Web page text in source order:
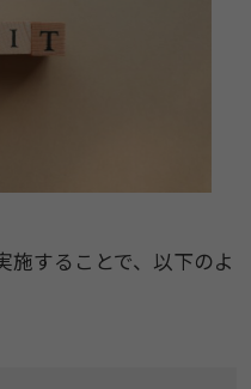
施することで、以下のよ